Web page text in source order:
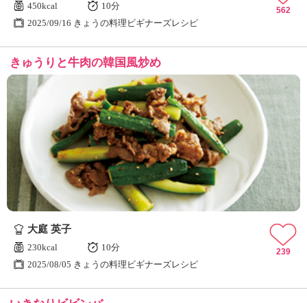
450kcal
10分
2025/09/16 きょうの料理ビギナーズレシピ
562
きゅうりと牛肉の韓国風炒め
大庭 英子
230kcal
10分
2025/08/05 きょうの料理ビギナーズレシピ
239